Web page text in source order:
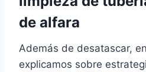
de alfara
Además de desatascar, en
explicamos sobre